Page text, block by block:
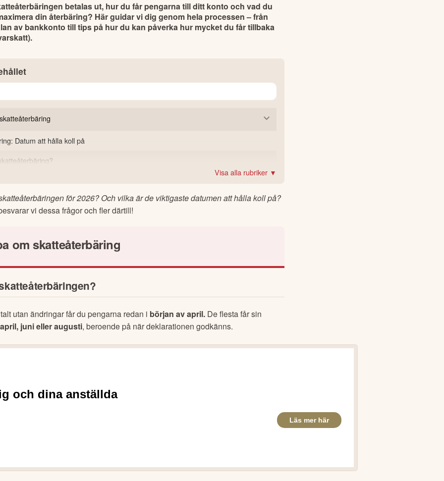
betalas ut, hur du får pengarna till ditt konto och vad du
din återbäring? Här guidar vi dig genom hela processen – från
av bankkonto till tips på hur du kan påverka hur mycket du får tillbaka
Datum att hålla koll på
så tidigt (och stor) som möjligt
skatteåterbäring?
något för att få pengarna?
jag har kvarskatt i stället?
Visa alla rubriker ▼
för 2026? Och vilka är de viktigaste datumen att hålla koll på?
vi dessa frågor och fler därtill!
om skatteåterbäring
utan ändringar får du pengarna redan i början av april. De flesta får sin
april, juni eller augusti, beroende på när deklarationen godkänns.